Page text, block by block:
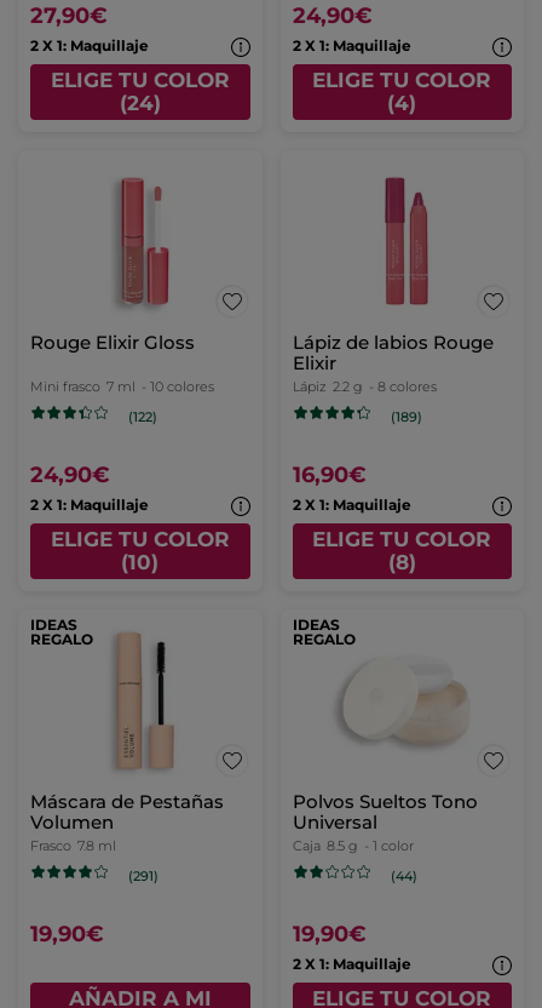
27,90€
2 X 1: Maquillaje
ELIGE TU COLOR
(24)
24,90€
2 X 1: Maquillaje
ELIGE TU COLOR
(4)
Rouge Elixir Gloss
Mini frasco 7 ml - 10 colores
(122)
24,90€
2 X 1: Maquillaje
ELIGE TU COLOR
(10)
Lápiz de labios Rouge
Elixir
Lápiz 2.2 g - 8 colores
(189)
16,90€
2 X 1: Maquillaje
ELIGE TU COLOR
(8)
IDEAS
REGALO
Máscara de Pestañas
Volumen
Frasco 7.8 ml
(291)
19,90€
AÑADIR A MI
IDEAS
REGALO
Polvos Sueltos Tono
Universal
Caja 8.5 g - 1 color
(44)
19,90€
2 X 1: Maquillaje
ELIGE TU COLOR